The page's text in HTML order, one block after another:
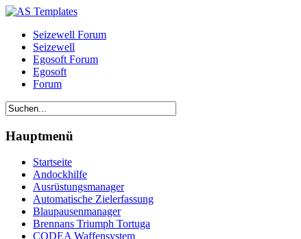
Seizewell Forum
Seizewell
Egosoft Forum
Egosoft
Forum
Hauptmenü
Startseite
Andockhilfe
Ausrüstungsmanager
Automatische Zielerfassung
Blaupausenmanager
Brennans Triumph Tortuga
CODEA Waffensystem